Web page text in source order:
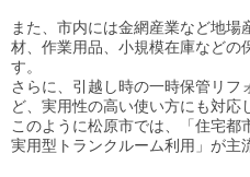
また、市内には金網産業など地場
材、作業用品、小規模在庫などの
す。
さらに、引越し時の一時保管リフ
ど、実用性の高い使い方にも対応
このように松原市では、「住宅都
実用型トランクルーム利用」が主